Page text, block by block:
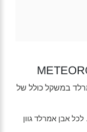
בשיבוץ 2 אבני אמרלד במשקל כולל של
(בקירוב): 1 ס"מ * 1 ס"מ. לכל אבן אמרלד גוון